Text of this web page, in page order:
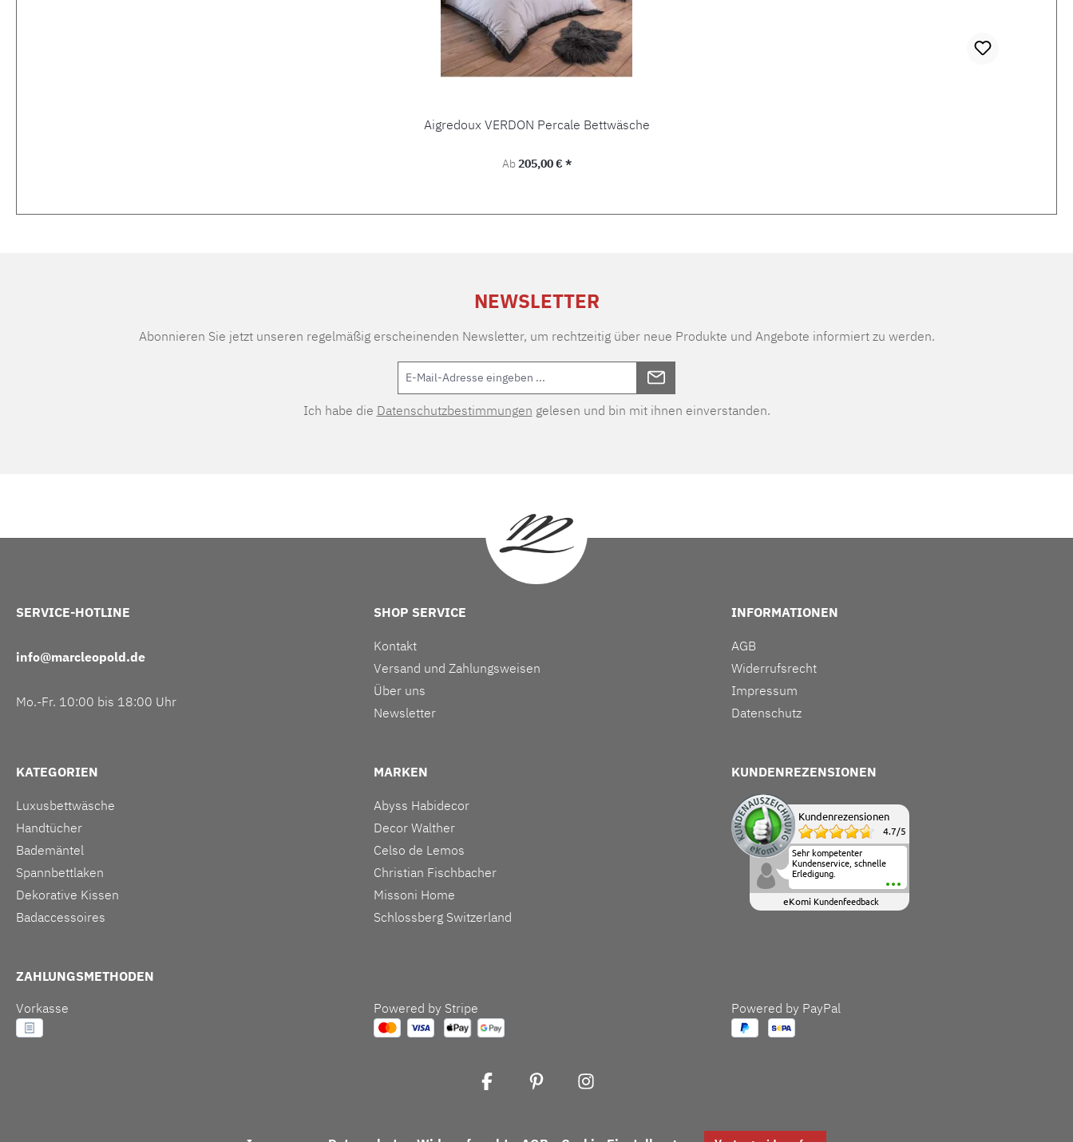
Aigredoux VERDON Percale Bettwäsche
Regulärer Preis:
Ab205,00 € *
NEWSLETTER
Abonnieren Sie jetzt unseren regelmäßig erscheinenden Newsletter, um rechtzeitig über neue Produkte und Angebote informiert zu werden.
Ich habe die Datenschutzbestimmungen gelesen und bin mit ihnen einverstanden.
SERVICE-HOTLINE
info@marcleopold.de
Mo.-Fr. 10:00 bis 18:00 Uhr
SHOP SERVICE
Kontakt
Versand und Zahlungsweisen
Über uns
Newsletter
INFORMATIONEN
AGB
Widerrufsrecht
Impressum
Datenschutz
KATEGORIEN
Luxusbettwäsche
Handtücher
Bademäntel
Spannbettlaken
Dekorative Kissen
Badaccessoires
MARKEN
Abyss Habidecor
Decor Walther
Celso de Lemos
Christian Fischbacher
Missoni Home
Schlossberg Switzerland
KUNDENREZENSIONEN
Kundenrezensionen
4.7/5
Sehr kompetenter
Kundenservice, schnelle
Erledigung.
eKomi Kundenfeedback
ZAHLUNGSMETHODEN
Vorkasse
Powered by Stripe Powered by PayPal